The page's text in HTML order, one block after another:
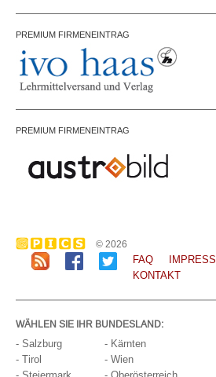
PREMIUM FIRMENEINTRAG
PREMIUM FIRMENEINTRAG
© 2026
FAQ
KONTAKT
WÄHLEN SIE IHR BUNDESLAND:
- Salzburg
- Tirol
- Steiermark
- Kärnten
- Wien
- Oberösterreich